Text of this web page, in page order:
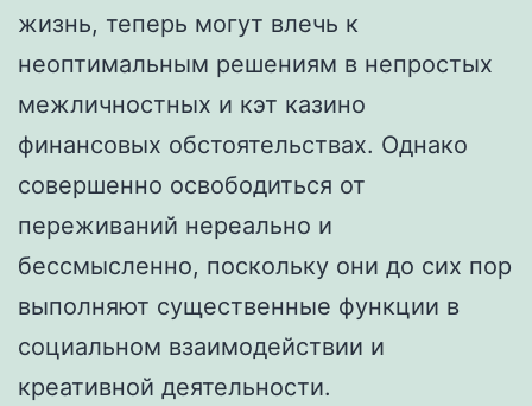
жизнь, теперь могут влечь к
неоптимальным решениям в непростых
межличностных и кэт казино
финансовых обстоятельствах. Однако
совершенно освободиться от
переживаний нереально и
бессмысленно, поскольку они до сих пор
выполняют существенные функции в
социальном взаимодействии и
креативной деятельности.